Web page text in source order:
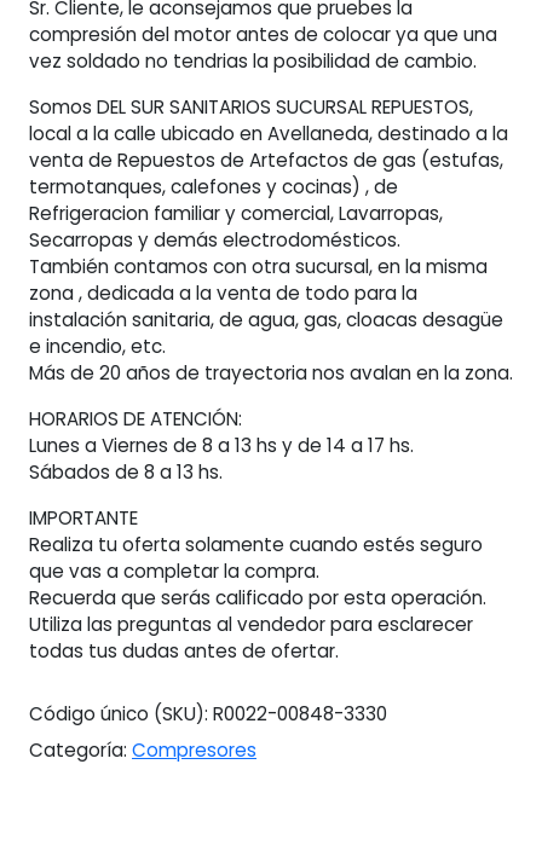
Sr. Cliente, le aconsejamos que pruebes la
compresión del motor antes de colocar ya que una
vez soldado no tendrias la posibilidad de cambio.
Somos DEL SUR SANITARIOS SUCURSAL REPUESTOS,
local a la calle ubicado en Avellaneda, destinado a la
venta de Repuestos de Artefactos de gas (estufas,
termotanques, calefones y cocinas) , de
Refrigeracion familiar y comercial, Lavarropas,
Secarropas y demás electrodomésticos.
También contamos con otra sucursal, en la misma
zona , dedicada a la venta de todo para la
instalación sanitaria, de agua, gas, cloacas desagüe
e incendio, etc.
Más de 20 años de trayectoria nos avalan en la zona.
HORARIOS DE ATENCIÓN:
Lunes a Viernes de 8 a 13 hs y de 14 a 17 hs.
Sábados de 8 a 13 hs.
IMPORTANTE
Realiza tu oferta solamente cuando estés seguro
que vas a completar la compra.
Recuerda que serás calificado por esta operación.
Utiliza las preguntas al vendedor para esclarecer
todas tus dudas antes de ofertar.
Código único (SKU): R0022-00848-3330
Categoría: Compresores